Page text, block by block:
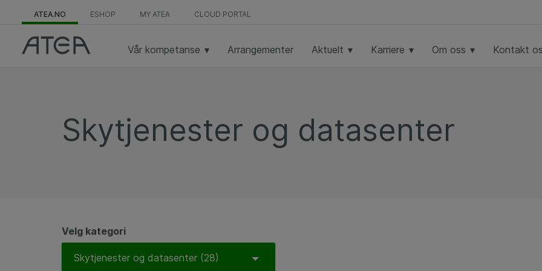
ATEA.NO ESHOP MY ATEA CLOUD PORTAL
Vår kompetanse Arrangementer Aktuelt Karriere Om oss Kontakt
Skytjenester og datasenter
Velg kategori
Skytjenester og datasenter (28) Toggle Dropdown